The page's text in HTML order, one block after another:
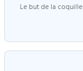
Le but de la